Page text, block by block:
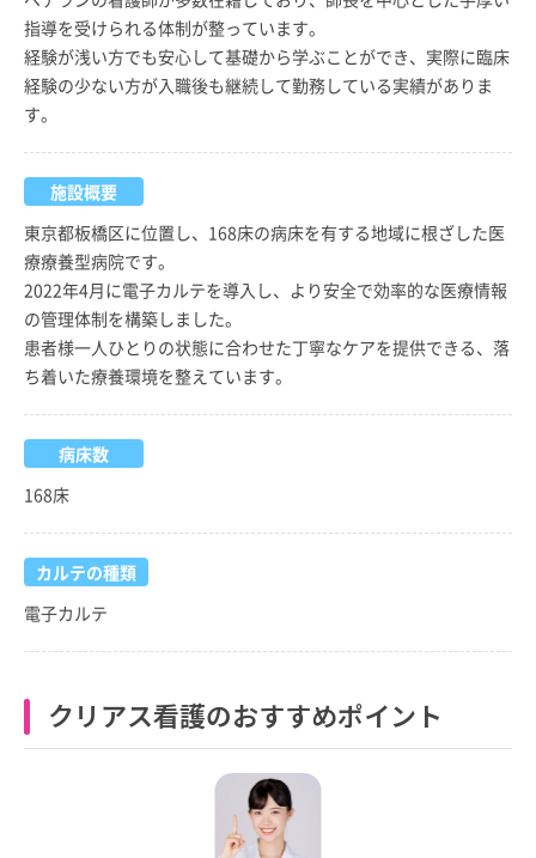
指導を受けられる体制が整っています。
経験が浅い方でも安心して基礎から学ぶことができ、実際に臨床
経験の少ない方が入職後も継続して勤務している実績がありま
す。
施設概要
東京都板橋区に位置し、168床の病床を有する地域に根ざした医
療療養型病院です。
2022年4月に電子カルテを導入し、より安全で効率的な医療情報
の管理体制を構築しました。
患者様一人ひとりの状態に合わせた丁寧なケアを提供できる、落
ち着いた療養環境を整えています。
病床数
168床
カルテの種類
電子カルテ
クリアス看護のおすすめポイント